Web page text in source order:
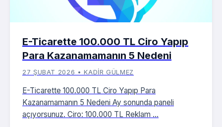
E-Ticarette 100.000 TL Ciro Yapıp
Para Kazanamamanın 5 Nedeni
27 ŞUBAT 2026 • KADIR GÜLMEZ
E-Ticarette 100.000 TL Ciro Yapıp Para
Kazanamamanın 5 Nedeni Ay sonunda paneli
açıyorsunuz. Ciro: 100.000 TL Reklam ...